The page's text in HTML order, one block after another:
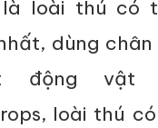
là loài thú có
dùng
động vật
loài thú